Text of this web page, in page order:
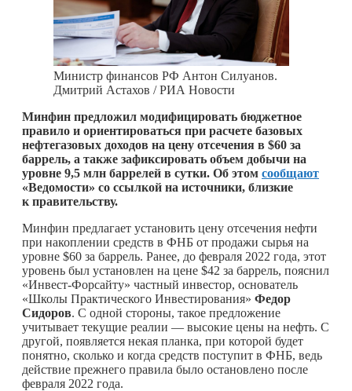
Министр финансов РФ Антон Силуанов.
Дмитрий Астахов / РИА Новости
Минфин предложил модифицировать бюджетное
правило и ориентироваться при расчете базовых
нефтегазовых доходов на цену отсечения в $60 за
баррель, а также зафиксировать объем добычи на
уровне 9,5 млн баррелей в сутки. Об этом сообщают
«Ведомости» со ссылкой на источники, близкие
к правительству.
Минфин предлагает установить цену отсечения нефти
при накоплении средств в ФНБ от продажи сырья на
уровне $60 за баррель. Ранее, до февраля 2022 года, этот
уровень был установлен на цене $42 за баррель, пояснил
«Инвест-Форсайту» частный инвестор, основатель
«Школы Практического Инвестирования» Федор
Сидоров. С одной стороны, такое предложение
учитывает текущие реалии — высокие цены на нефть. С
другой, появляется некая планка, при которой будет
понятно, сколько и когда средств поступит в ФНБ, ведь
действие прежнего правила было остановлено после
февраля 2022 года.